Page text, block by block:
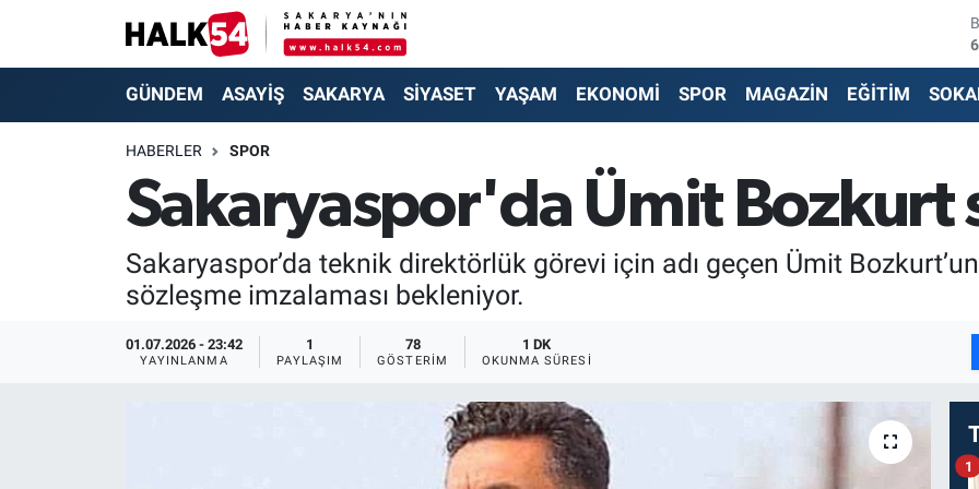
GÜNDEM ASAYİŞ SAKARYA SİYASET YAŞAM EKONOMİ SPOR MAGAZİN EĞİTİM
HABERLER SPOR
Sakaryaspor'da Ümit Bozkurt
Sakaryaspor’da teknik direktörlük görevi için adı geçen Ümit
sözleşme imzalaması bekleniyor.
01.07.2026 - 23:42
YAYINLANMA
1
PAYLAŞIM
78
GÖSTERIM
1 DK
OKUNMA SÜRESI
1
GÜNDEM
SAKARYA
SİYASET
EKONOMİ
Adapazarı Nöbetçi Eczaneler
Adapazarı Trafik Yoğunluk Haritası
Süper Lig Puan Durumu ve Fikstür
Tüm Manşetler
Son Dakika Haberleri